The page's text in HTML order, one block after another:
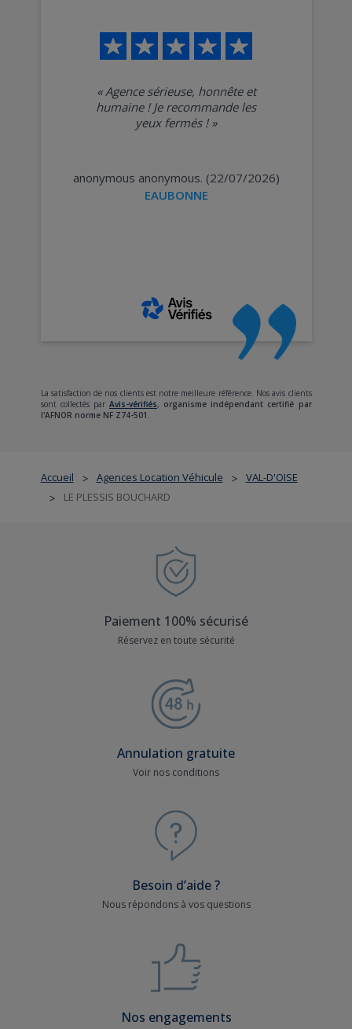
Accueil > Agences Location Véhicule > VAL-D'OISE
> LE PLESSIS BOUCHARD
« Agence sérieuse, honnête et
humaine ! Je recommande les
yeux fermés !»
anonymous anonymous. (22/07/2026)
EAUBONNE
La satisfaction de nos clients est notre meilleure référence. Nos avis clients
sont collectés par Avis-vérifiés, organisme indépendant certifié par
l'AFNOR norme NF Z74-501.
Paiement 100% sécurisé
Réservez en toute sécurité
Annulation gratuite
Voir nos conditions
Besoin d’aide ?
Nous répondons à vos questions
Nos engagements